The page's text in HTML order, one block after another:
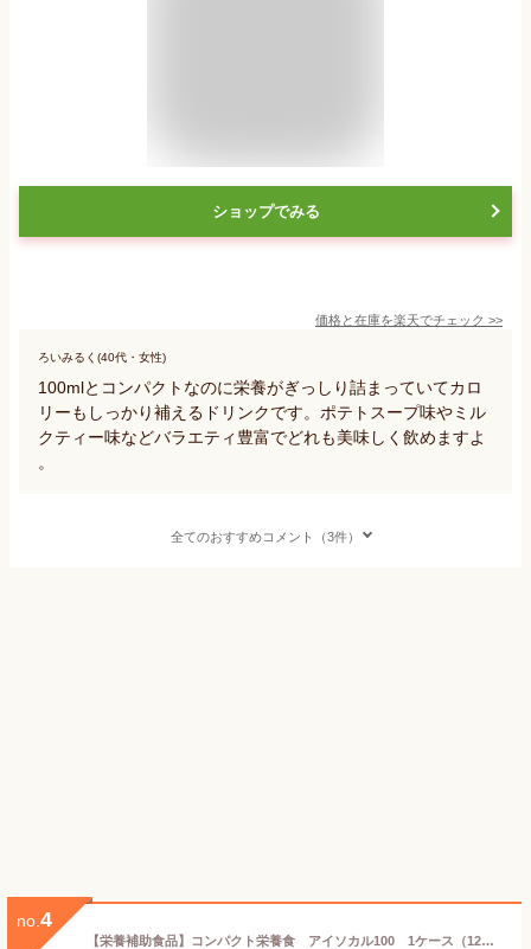
ショップでみる
価格と在庫を楽天でチェック >>
ろいみるく(40代・女性)
100mlとコンパクトなのに栄養がぎっしり詰まっていてカロ
リーもしっかり補えるドリンクです。ポテトスープ味やミル
クティー味などバラエティ豊富でどれも美味しく飲めますよ
。
全てのおすすめコメント（3件）
no. 4
【栄養補助食品】コンパクト栄養食 アイソカル100 1ケース（12本入）【アイソカル100 ネスレ飲料・栄養補給飲料・栄養補助ドリンク・介護食品・高齢者用食品】